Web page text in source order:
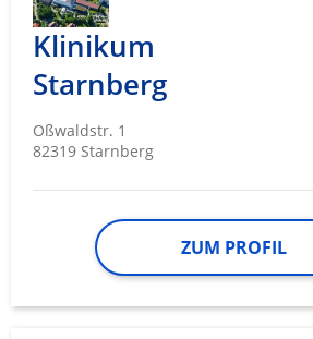
Klinikum
Starnberg
Oßwaldstr. 1
82319 Starnberg
ZUM PROFIL